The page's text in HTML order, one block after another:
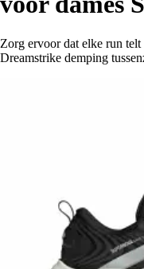
Zorg ervoor dat elke run telt
Dreamstrike demping